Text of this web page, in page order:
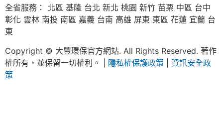
全省服務： 北區 基隆 台北 新北 桃園 新竹 苗栗 中區 台中
彰化 雲林 南投 南區 嘉義 台南 高雄 屏東 東區 花蓮 宜蘭 台
東
Copyright © 大豐環保官方網站. All Rights Reserved. 著作
權所有，並保留一切權利。 | 隱私權保護政策
資訊安全政
策